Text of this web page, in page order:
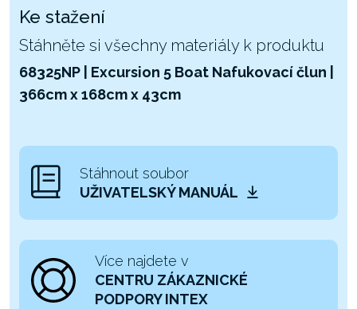
Ke stažení
Stáhněte si všechny materiály k produktu
68325NP | Excursion 5 Boat Nafukovací člun |
366cm x 168cm x 43cm
Stáhnout soubor
UŽIVATELSKÝ MANUÁL
Více najdete v
CENTRU ZÁKAZNICKÉ
PODPORY INTEX